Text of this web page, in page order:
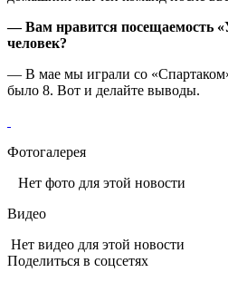
— Вам нравится посещаемость
человек?
— В мае мы играли со
было 8. Вот и делайте выводы.
Фотогалерея
Нет фото для этой новости
Видео
Нет видео для этой новости
Поделиться в соцсетях